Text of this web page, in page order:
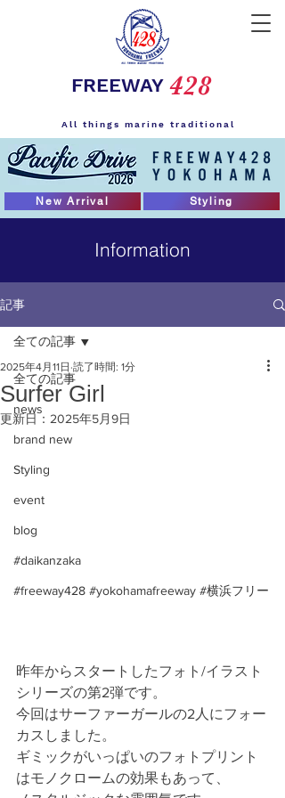
FREEWAY
All things marine traditional
428
New Arrival Styling
Information
記事
全ての記事
news
brand new
Styling
event
blog
#daikanzaka
#freeway428 #yokohamafreeway #横浜フリー
全ての記事
Surfer Girl
2025年4月11日 読了時間: 1分
更新日： 2025年5月9日
昨年からスタートしたフォト/イラスト
シリーズの第2弾です。
今回はサーファーガールの2人にフォー
カスしました。
ギミックがいっぱいのフォトプリント
はモノクロームの効果もあって、